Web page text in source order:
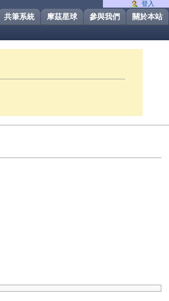
關於本站
參與我們
摩茲星球
共筆系統
登入